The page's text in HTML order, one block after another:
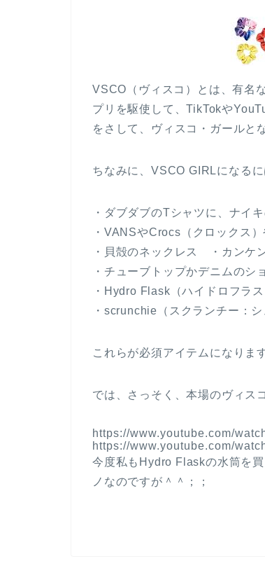
VSCO（ヴィスコ）とは、有名
プリを駆使して、TikTokや
をさして、ヴィスコ・ガールと
ちなみに、VSCO GIRLになるに
・ダブダブのTシャツに、ナイ
・VANSやCrocs（クロックス
・貝殻のネックレス ・カンケ
・チューブトップかデニムのシ
・Hydro Flask（ハイドロフラ
・scrunchie（スクランチー：
これらが必須アイテムになりま
では、さっそく、本場のヴィス
https://www.youtube.com/
https://www.youtube.com/
今度私もHydro Flaskの水筒を
ノなのですが＾＾；；